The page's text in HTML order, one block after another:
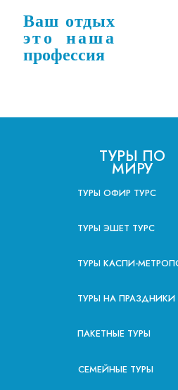
Ваш отдых
это наша
профессия
ТУРЫ ПО
МИРУ
ТУРЫ ОФИР ТУРС
ТУРЫ ЭШЕТ ТУРС
ТУРЫ КАСПИ-
ТУРЫ НА ПРАЗДНИКИ
ПАКЕТНЫЕ ТУРЫ
СЕМЕЙНЫЕ ТУРЫ